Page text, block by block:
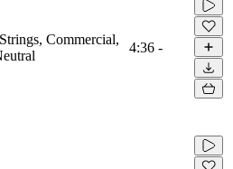
Commercial,
4:36 -